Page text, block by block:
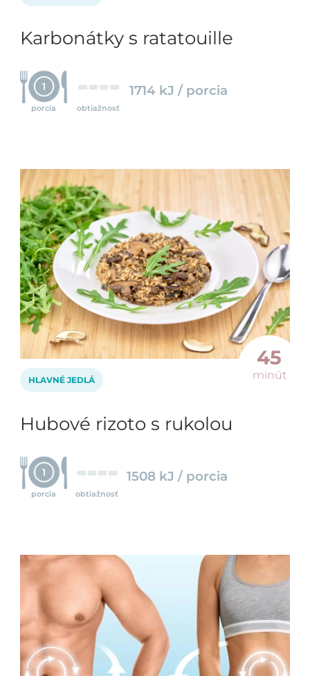
Karbonátky s ratatouille
1
porcia obtiažnosť
1714 kJ / porcia
45
minút
HLAVNÉ JEDLÁ
Hubové rizoto s rukolou
1
porcia obtiažnosť
1508 kJ / porcia